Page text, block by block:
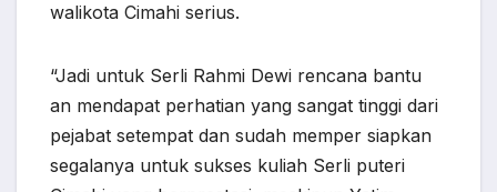
walikota Cimahi serius.
“Jadi untuk Serli Rahmi Dewi rencana bantu
an mendapat perhatian yang sangat tinggi dari
pejabat setempat dan sudah memper siapkan
segalanya untuk sukses kuliah Serli puteri